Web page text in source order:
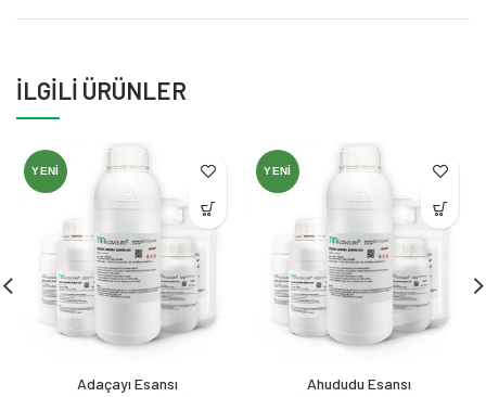
İLGILI ÜRÜNLER
YENI
Adaçayı Esansı
YENI
Ahududu Esansı